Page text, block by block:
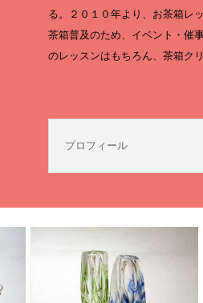
る。２０１０年より、お茶箱レ
茶箱普及のため、イベント・催
のレッスンはもちろん、茶箱ク
プロフィール